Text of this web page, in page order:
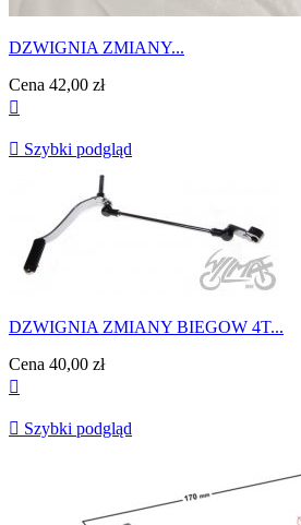
DZWIGNIA ZMIANY...
Cena 42,00 zł

 Szybki podgląd
DZWIGNIA ZMIANY BIEGOW 4T...
Cena 40,00 zł

 Szybki podgląd